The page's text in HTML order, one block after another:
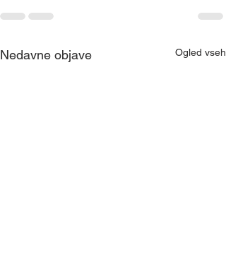
Nedavne objave Ogled vseh